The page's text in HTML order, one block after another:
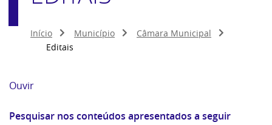
Início Município
Câmara Municipal
Editais
Ouvir
Pesquisar nos conteúdos apresentados a seguir